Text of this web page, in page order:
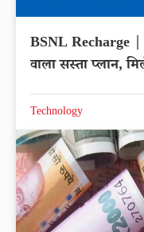
BSNL Recharge |
वाला सस्ता प्लान,
Technology